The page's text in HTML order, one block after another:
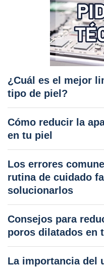
¿Cuál es el mejor
tipo de piel?
Cómo reducir la
en tu piel
Los errores
rutina de cuidado
solucionarlos
Consejos para
poros dilatados en
La importancia del